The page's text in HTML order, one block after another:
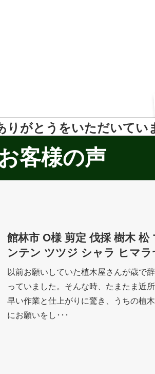
りがとうをいただいてい
客様の声
館林市 O様 剪定 伐採 樹木
ンテン ツツジ シャラ ヒマ
以前お願いしていた植木屋さんが歳で
っていました。そんな時、たまたま近
早い作業と仕上がりに驚き、うちの植
にお願いをし･･･